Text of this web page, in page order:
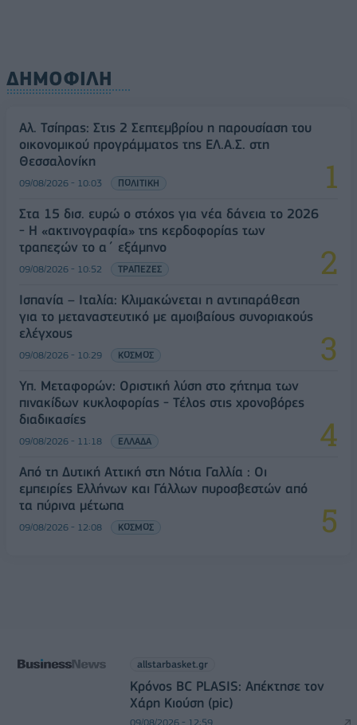
ΔΗΜΟΦΙΛΗ
Αλ. Τσίπρας: Στις 2 Σεπτεμβρίου η παρουσίαση του
οικονομικού προγράμματος της ΕΛ.Α.Σ. στη
Θεσσαλονίκη
09/08/2026 - 10:03 ΠΟΛΙΤΙΚΗ
Στα 15 δισ. ευρώ ο στόχος για νέα δάνεια το 2026
- Η «ακτινογραφία» της κερδοφορίας των
τραπεζών το α΄ εξάμηνο
09/08/2026 - 10:52 ΤΡΑΠΕΖΕΣ
Ισπανία – Ιταλία: Κλιμακώνεται η αντιπαράθεση
για το μεταναστευτικό με αμοιβαίους συνοριακούς
ελέγχους
09/08/2026 - 10:29 ΚΟΣΜΟΣ
Υπ. Μεταφορών: Οριστική λύση στο ζήτημα των
πινακίδων κυκλοφορίας - Τέλος στις χρονοβόρες
διαδικασίες
09/08/2026 - 11:18 ΕΛΛΑΔΑ
Από τη Δυτική Αττική στη Νότια Γαλλία : Οι
εμπειρίες Ελλήνων και Γάλλων πυροσβεστών από
τα πύρινα μέτωπα
09/08/2026 - 12:08 ΚΟΣΜΟΣ
allstarbasket.gr
Κρόνος BC PLASIS: Απέκτησε τον
Χάρη Κιούση (pic)
09/08/2026 - 12:59